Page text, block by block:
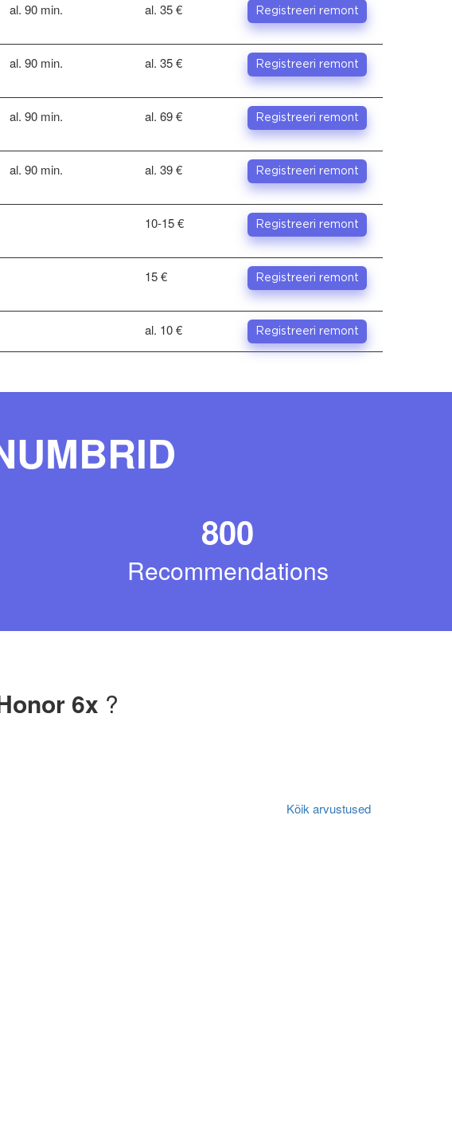
al. 90 min. al. 35 € Registreeri remont
al. 90 min. al. 35 € Registreeri remont
al. 90 min. al. 69 € Registreeri remont
al. 90 min. al. 39 € Registreeri remont
10-15 € Registreeri remont
15 € Registreeri remont
al. 10 € Registreeri remont
800
Recommendations
6x ?
Kõik arvustused